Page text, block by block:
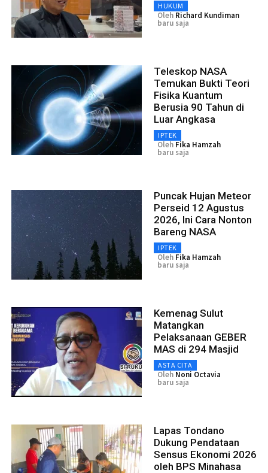
HUKUM
Oleh Richard Kundiman
baru saja
Teleskop NASA
Temukan Bukti Teori
Fisika Kuantum
Berusia 90 Tahun di
Luar Angkasa
IPTEK
Oleh Fika Hamzah
baru saja
Puncak Hujan Meteor
Perseid 12 Agustus
2026, Ini Cara Nonton
Bareng NASA
IPTEK
Oleh Fika Hamzah
baru saja
Kemenag Sulut
Matangkan
Pelaksanaan GEBER
MAS di 294 Masjid
ASTA CITA
Oleh Noni Octavia
baru saja
Lapas Tondano
Dukung Pendataan
Sensus Ekonomi 2026
oleh BPS Minahasa